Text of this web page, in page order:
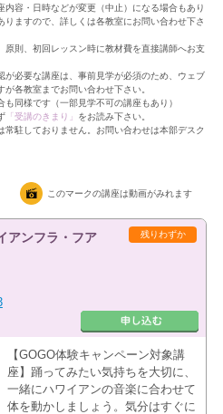
容・日時などが変更（中止）になる場合もあり
りますので、詳しくは各教室にお問い合わせ下さ
則、初回レッスン時に教材費を直接講師へお支
必要な講座は、事前見学が必須のため、ウェブ
各教室までお問い合わせ下さい。
同様です（一部見学不可の講座もあり）
「受講のきまり」 をお読み下さい。
駐しておりません。お問い合わせは本部デスク
このマークの講座は動画がみれます
残りわずか
アンフラ・フア
【GOGO体験キャンペーン対象講
座】踊ってみたい気持ちを大切に、
一緒にハワイアンの音楽に合わせて
体を動かしましょう。気分はすぐに